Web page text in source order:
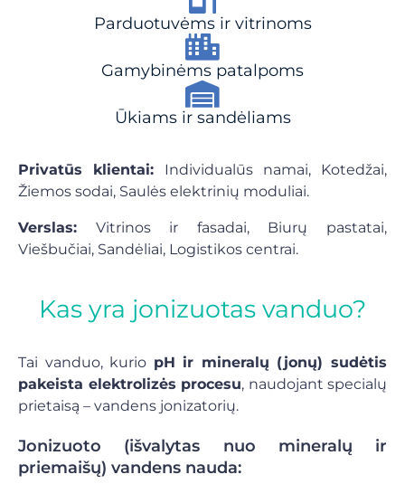
Parduotuvėms ir vitrinoms
Gamybinėms patalpoms
Ūkiams ir sandėliams
Privatūs klientai: Individualūs namai, Kotedžai,
Žiemos sodai, Saulės elektrinių moduliai.
Verslas: Vitrinos ir fasadai, Biurų pastatai,
Viešbučiai, Sandėliai, Logistikos centrai.
Kas yra jonizuotas vanduo?
Tai vanduo, kurio pH ir mineralų (jonų) sudėtis
pakeista elektrolizės procesu, naudojant specialų
prietaisą – vandens jonizatorių.
Jonizuoto (išvalytas nuo mineralų ir
priemaišų) vandens nauda: